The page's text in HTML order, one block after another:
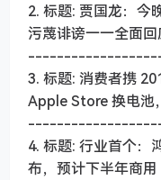
2. 标题: 贾国龙：今
污蔑诽谤一一全面回
3. 标题: 消费者携
Apple Store 换电池
4. 标题: 行业首个：
布，预计下半年商用